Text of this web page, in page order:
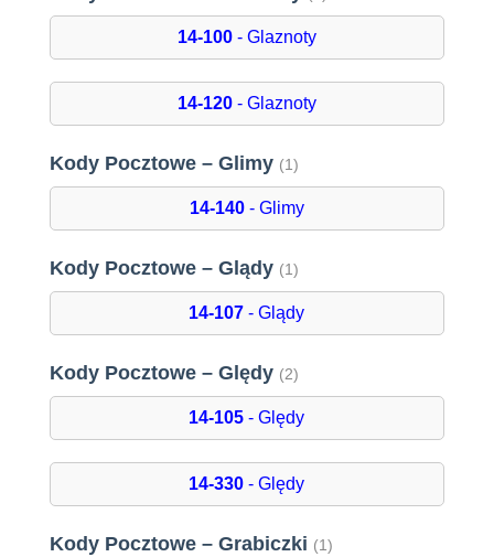
14-100- Glaznoty
14-120- Glaznoty
Kody Pocztowe – Glimy (1)
14-140- Glimy
Kody Pocztowe – Glądy (1)
14-107 - Glądy
Kody Pocztowe – Ględy (2)
14-105 - Ględy
14-330 - Ględy
Kody Pocztowe – Grabiczki (1)